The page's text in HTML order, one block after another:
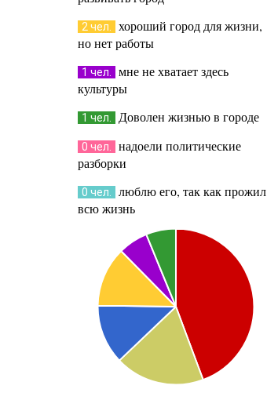
2 чел.
хороший город для жизни,
но нет работы
1 чел.
мне не хватает здесь
культуры
1 чел. Доволен жизнью в городе
0 чел.
надоели политические
разборки
0 чел.
люблю его, так как прожил
всю жизнь